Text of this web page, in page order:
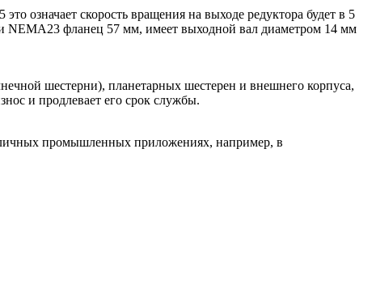
означает скорость вращения на выходе редуктора будет в 5
NEMA23 фланец 57 мм, имеет выходной вал диаметром 14 мм
шестерни), планетарных шестерен и внешнего корпуса,
и продлевает его срок службы.
промышленных приложениях, например, в